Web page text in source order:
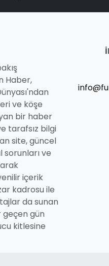
Haber,
ve köşe
bir haber
tarafsız bilgi
site, güncel
sorunları ve
içerik
kadrosu ile
da sunan
geçen gün
kitlesine